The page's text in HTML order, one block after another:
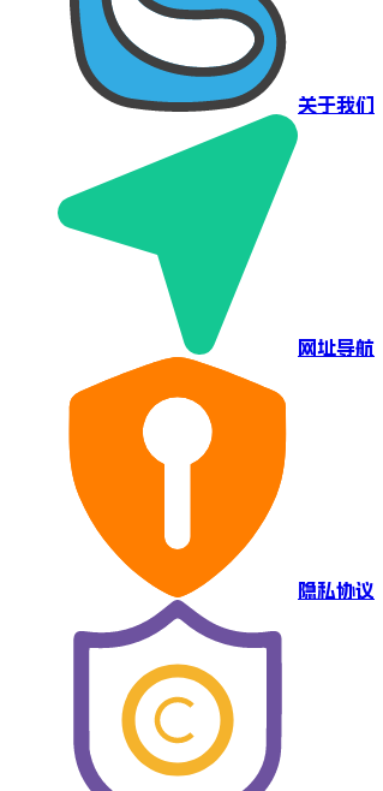
关于我们
网址导航
隐私协议